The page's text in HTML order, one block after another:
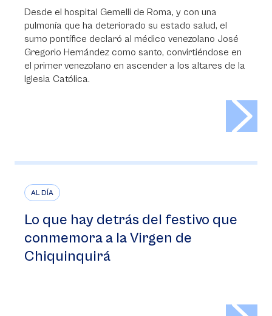
Desde el hospital Gemelli de Roma, y con una
pulmonía que ha deteriorado su estado salud, el
sumo pontífice declaró al médico venezolano José
Gregorio Hernández como santo, convirtiéndose en
el primer venezolano en ascender a los altares de la
Iglesia Católica.
AL DÍA
Lo que hay detrás del festivo que
conmemora a la Virgen de
Chiquinquirá